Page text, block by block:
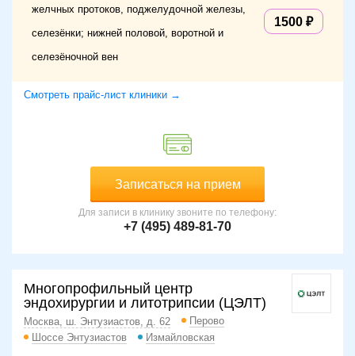
желчных протоков, поджелудочной железы,
селезёнки; нижней половой, воротной и
селезёночной вен
1500
Смотреть прайс-лист клиники →
Записаться на прием
Для записи в клинику звоните по телефону:
+7 (495) 489-81-70
Многопрофильный центр
эндохирургии и литотрипсии (ЦЭЛТ)
Москва, ш. Энтузиастов, д. 62
Перово
Шоссе Энтузиастов
Измайловская